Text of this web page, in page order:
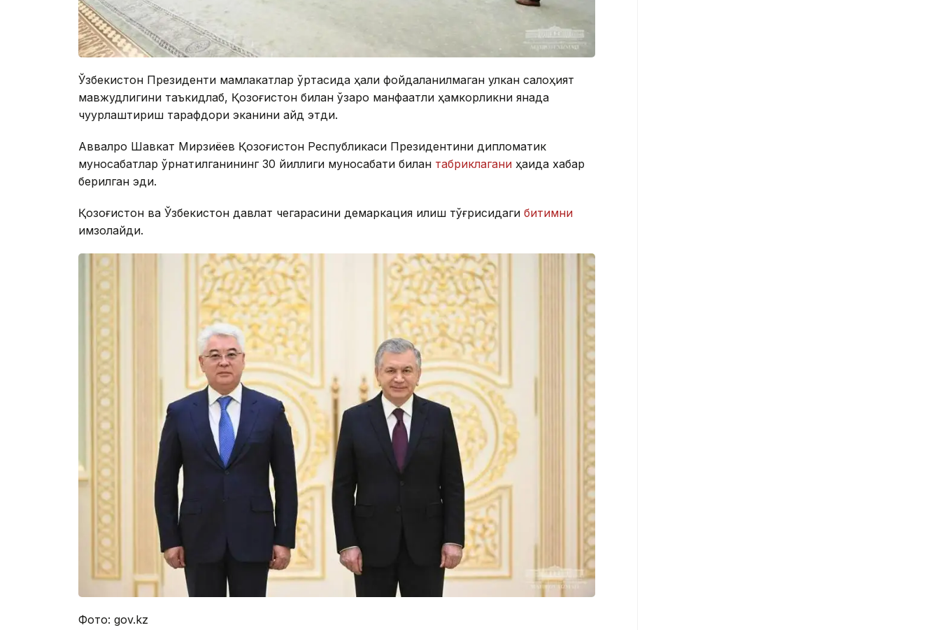
Ўзбекистон Президенти мамлакатлар ўртасида ҳали фойдаланилмаган улкан салоҳият
мавжудлигини таъкидлаб, Қозоғистон билан ўзаро манфаатли ҳамкорликни янада
чуқурлаштириш тарафдори эканини қайд этди.
Аввалроқ Шавкат Мирзиёев Қозоғистон Республикаси Президентини дипломатик
муносабатлар ўрнатилганининг 30 йиллиги муносабати билан табриклагани ҳақида хабар
берилган эди.
Қозоғистон ва Ўзбекистон давлат чегарасини демаркация қилиш тўғрисидаги битимни
имзолайди.
Фото: gov.kz